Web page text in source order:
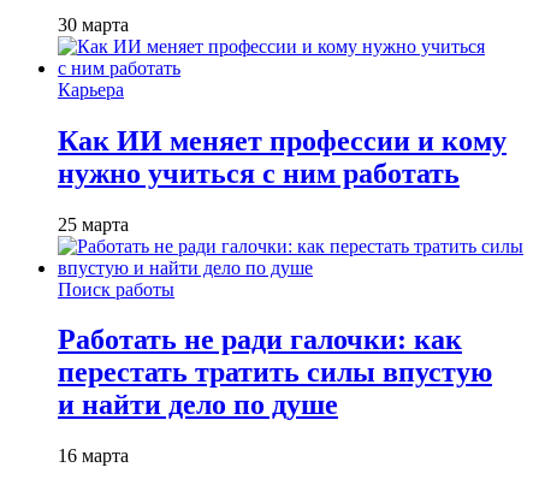
30 марта
Карьера
Как ИИ меняет профессии и кому
нужно учиться с ним работать
25 марта
Поиск работы
Работать не ради галочки: как
перестать тратить силы впустую
и найти дело по душе
16 марта